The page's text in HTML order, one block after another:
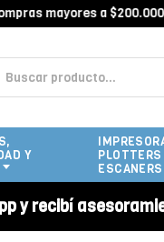
mayores a $200.000 🔥
Y
PLOTTERS
ESCANERS
y recibí